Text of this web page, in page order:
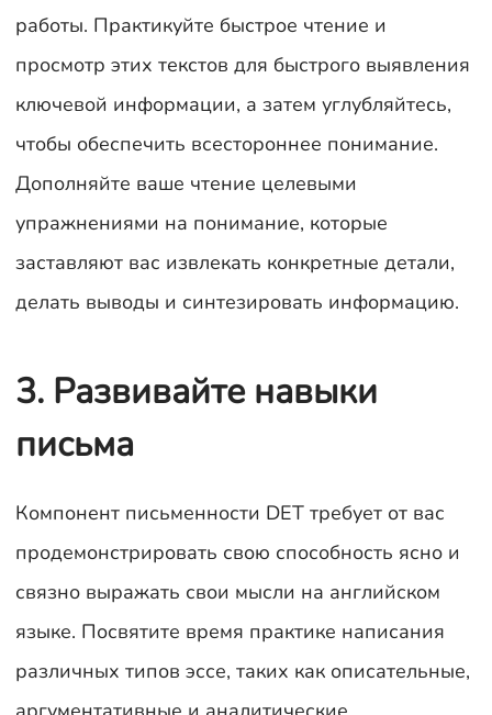
работы. Практикуйте быстрое чтение и
просмотр этих текстов для быстрого выявления
ключевой информации, а затем углубляйтесь,
чтобы обеспечить всестороннее понимание.
Дополняйте ваше чтение целевыми
упражнениями на понимание, которые
заставляют вас извлекать конкретные детали,
делать выводы и синтезировать информацию.
3. Развивайте навыки
письма
Компонент письменности DET требует от вас
продемонстрировать свою способность ясно и
связно выражать свои мысли на английском
языке. Посвятите время практике написания
различных типов эссе, таких как описательные,